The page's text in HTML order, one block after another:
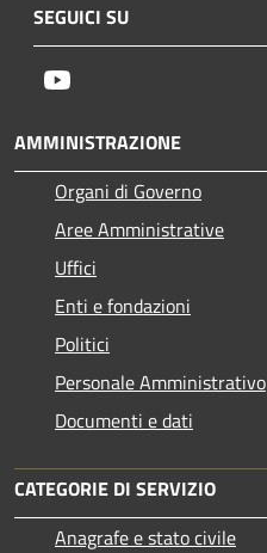
SEGUICI SU
AMMINISTRAZIONE
Organi di Governo
Aree Amministrative
Uffici
Enti e fondazioni
Politici
Personale Amministrativo
Documenti e dati
CATEGORIE DI SERVIZIO
Anagrafe e stato civile